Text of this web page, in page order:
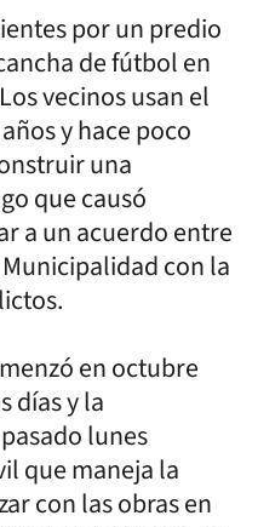
por un predio
de fútbol en
vecinos usan el
y hace poco
una
que causó
a un acuerdo entre
con la
en octubre
días y la
lunes
que maneja la
con las obras en